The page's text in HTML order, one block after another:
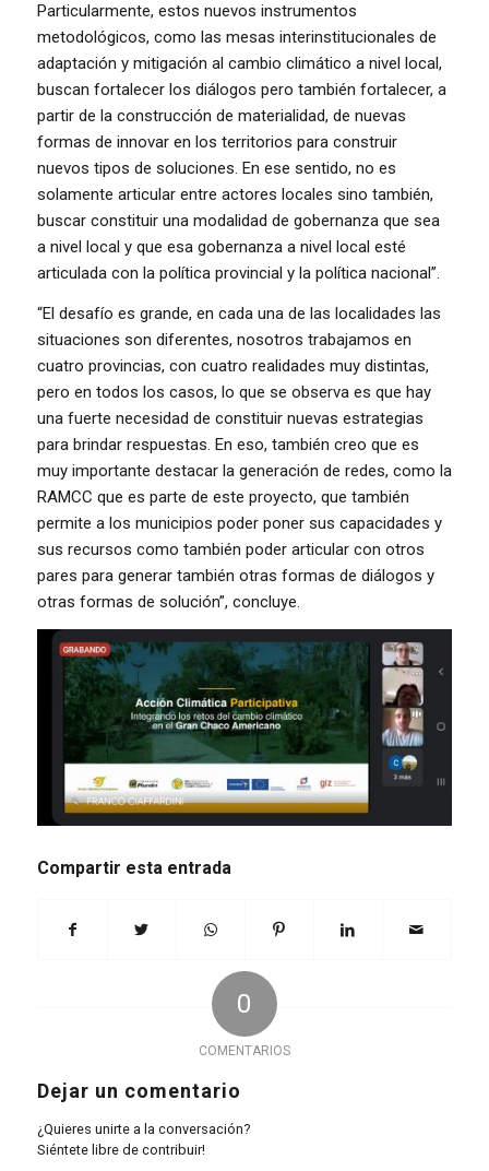
Particularmente, estos nuevos instrumentos
metodológicos, como las mesas interinstitucionales de
adaptación y mitigación al cambio climático a nivel local,
buscan fortalecer los diálogos pero también fortalecer, a
partir de la construcción de materialidad, de nuevas
formas de innovar en los territorios para construir
nuevos tipos de soluciones. En ese sentido, no es
solamente articular entre actores locales sino también,
buscar constituir una modalidad de gobernanza que sea
a nivel local y que esa gobernanza a nivel local esté
articulada con la política provincial y la política nacional”.
“El desafío es grande, en cada una de las localidades las
situaciones son diferentes, nosotros trabajamos en
cuatro provincias, con cuatro realidades muy distintas,
pero en todos los casos, lo que se observa es que hay
una fuerte necesidad de constituir nuevas estrategias
para brindar respuestas. En eso, también creo que es
muy importante destacar la generación de redes, como la
RAMCC que es parte de este proyecto, que también
permite a los municipios poder poner sus capacidades y
sus recursos como también poder articular con otros
pares para generar también otras formas de diálogos y
otras formas de solución”, concluye.
Compartir esta entrada
0
COMENTARIOS
Dejar un comentario
¿Quieres unirte a la conversación?
Siéntete libre de contribuir!